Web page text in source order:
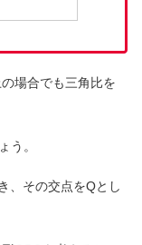
の場合でも三角比を
う。
、その交点をQとし